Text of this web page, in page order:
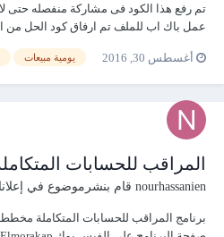
تم رفع هذا الكود فى مشاركة منفصله حتى
عمل باك اب للملف تم ارفاق كود الحل من
أغسطس 30, 2016
يومية مبيعات
المراقب للحسابات
nourhassanien قام بنشرموضوع في
برنامج المراقب للحسابات المتكاملة